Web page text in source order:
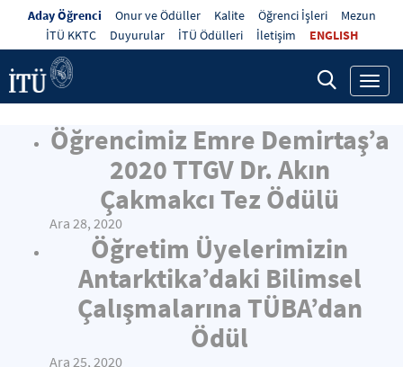
Aday Öğrenci Onur ve Ödüller Kalite Öğrenci İşleri
Mezun
İTÜ KKTC
Duyurular İTÜ Ödülleri İletişim ENGLISH
Öğrencimiz Emre Demirtaş’a
2020 TTGV Dr. Akın
Çakmakcı Tez Ödülü
Ara 28, 2020
Öğretim Üyelerimizin
Antarktika’daki Bilimsel
Çalışmalarına TÜBA’dan
Ödül
Ara 25, 2020